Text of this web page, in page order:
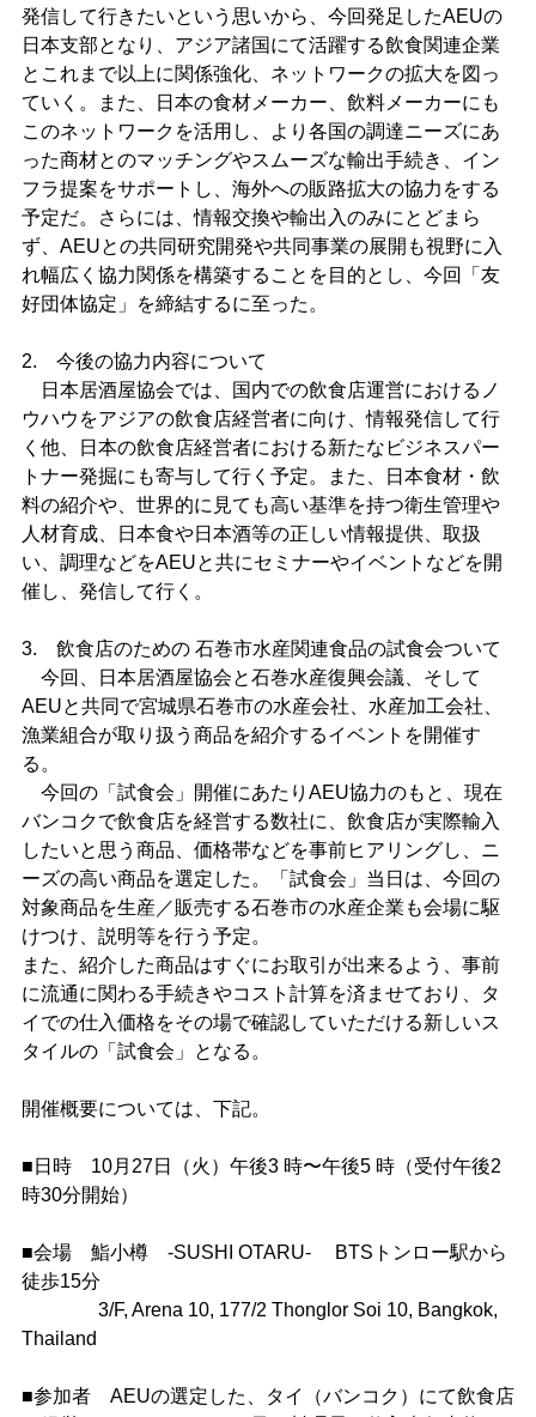
発信して行きたいという思いから、今回発足したAEUの
日本支部となり、アジア諸国にて活躍する飲食関連企業
とこれまで以上に関係強化、ネットワークの拡大を図っ
ていく。また、日本の食材メーカー、飲料メーカーにも
このネットワークを活用し、より各国の調達ニーズにあ
った商材とのマッチングやスムーズな輸出手続き、イン
フラ提案をサポートし、海外への販路拡大の協力をする
予定だ。さらには、情報交換や輸出入のみにとどまら
ず、AEUとの共同研究開発や共同事業の展開も視野に入
れ幅広く協力関係を構築することを目的とし、今回「友
好団体協定」を締結するに至った。
2. 今後の協力内容について
日本居酒屋協会では、国内での飲食店運営におけるノ
ウハウをアジアの飲食店経営者に向け、情報発信して行
く他、日本の飲食店経営者における新たなビジネスパー
トナー発掘にも寄与して行く予定。また、日本食材・飲
料の紹介や、世界的に見ても高い基準を持つ衛生管理や
人材育成、日本食や日本酒等の正しい情報提供、取扱
い、調理などをAEUと共にセミナーやイベントなどを開
催し、発信して行く。
3. 飲食店のための 石巻市水産関連食品の試食会ついて
今回、日本居酒屋協会と石巻水産復興会議、そして
AEUと共同で宮城県石巻市の水産会社、水産加工会社、
漁業組合が取り扱う商品を紹介するイベントを開催す
る。
今回の「試食会」開催にあたりAEU協力のもと、現在
バンコクで飲食店を経営する数社に、飲食店が実際輸入
したいと思う商品、価格帯などを事前ヒアリングし、ニ
ーズの高い商品を選定した。「試食会」当日は、今回の
対象商品を生産／販売する石巻市の水産企業も会場に駆
けつけ、説明等を行う予定。
また、紹介した商品はすぐにお取引が出来るよう、事前
に流通に関わる手続きやコスト計算を済ませており、タ
イでの仕入価格をその場で確認していただける新しいス
タイルの「試食会」となる。
開催概要については、下記。
■日時 10月27日（火）午後3 時〜午後5 時（受付午後2
時30分開始）
■会場 鮨小樽 -SUSHI OTARU- BTSトンロー駅から
徒歩15分
3/F, Arena 10, 177/2 Thonglor Soi 10, Bangkok,
Thailand
■参加者 AEUの選定した、タイ（バンコク）にて飲食店